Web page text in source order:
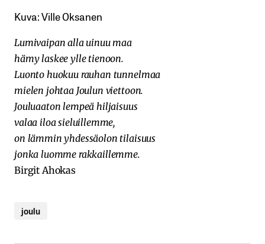
Kuva: Ville Oksanen
Lumivaipan alla uinuu maa
hämy laskee ylle tienoon.
Luonto huokuu rauhan tunnelmaa
mielen johtaa Joulun viettoon.
Jouluaaton lempeä hiljaisuus
valaa iloa sieluillemme,
on lämmin yhdessäolon tilaisuus
jonka luomme rakkaillemme.
Birgit Ahokas
joulu